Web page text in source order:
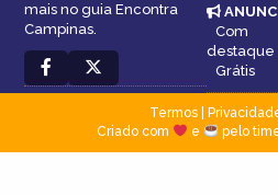
mais no guia Encontra
Campinas.
Com
destaque
Grátis
Termos|
Criado com
e pelo